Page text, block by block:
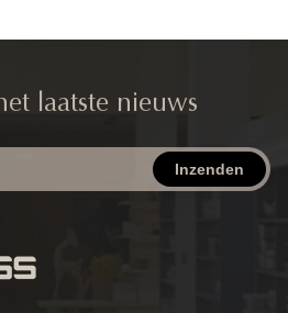
laatste nieuws
Inzenden